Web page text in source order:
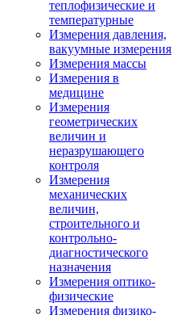
теплофизические и
температурные
Измерения давления,
вакуумные измерения
Измерения массы
Измерения в
медицине
Измерения
геометрических
величин и
неразрушающего
контроля
Измерения
механических
величин,
строительного и
контрольно-
диагностического
назначения
Измерения оптико-
физические
Измерения физико-